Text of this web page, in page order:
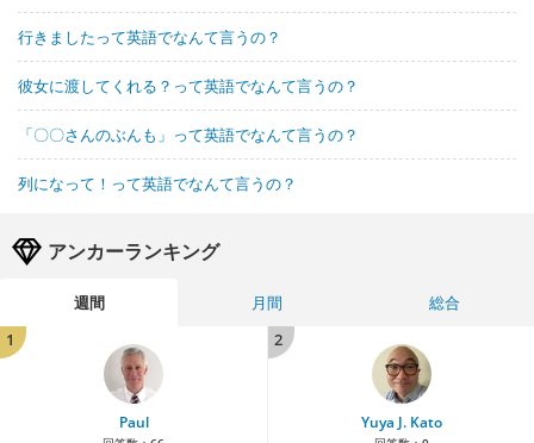
行きましたって英語でなんて言うの？
彼女に渡してくれる？って英語でなんて言うの？
「〇〇さんのぶんも」って英語でなんて言うの？
列になって！って英語でなんて言うの？
アンカーランキング
週間 月間
総合
1
Paul
2
Yuya J. Kato